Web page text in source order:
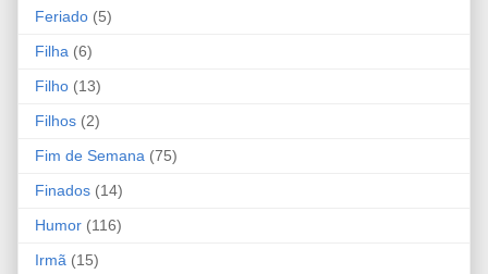
Feriado (5)
Filha (6)
Filho (13)
Filhos (2)
Fim de Semana (75)
Finados (14)
Humor (116)
Irmã (15)